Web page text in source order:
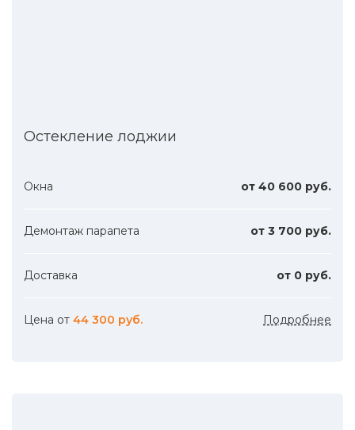
Остекление лоджии
Окна от 40 600 руб.
Демонтаж парапета от 3 700 руб.
Доставка от 0 руб.
Цена от 44 300 руб. Подробнее